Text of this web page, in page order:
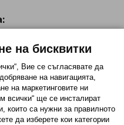
на бисквитки
Вие се съгласявате да
на навигацията,
на маркетинговите ни
всички“ ще се инсталират
които са нужни за правилното
да изберете кои категории